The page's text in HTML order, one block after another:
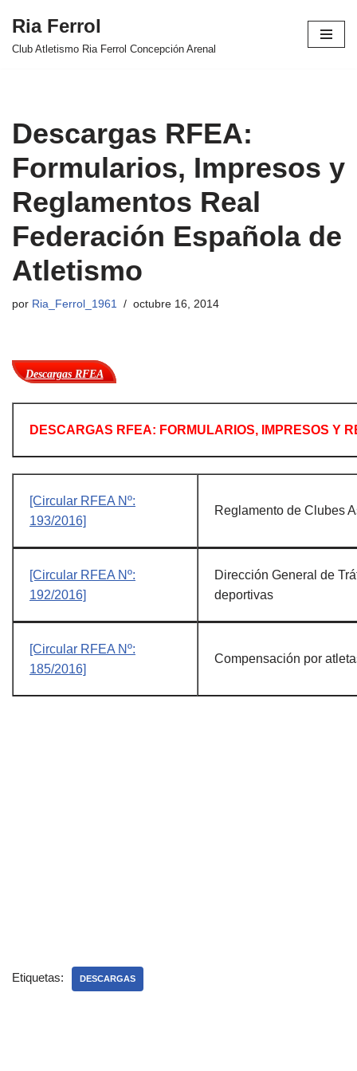
Saltar
Ria Ferrol
Club Atletismo Ria Ferrol Concepción Arenal
Descargas RFEA:
Formularios, Impresos y
Reglamentos Real
Federación Española de
Atletismo
por Ria_Ferrol_1961 octubre 16, 2014
Descargas RFEA
DESCARGAS RFEA: FORMULARIOS, IMPRESOS Y
[Circular RFEA Nº:
193/2016]
Reglamento de Clubes
[Circular RFEA Nº:
192/2016]
Dirección General de
deportivas
[Circular RFEA Nº:
185/2016]
Compensación por
Etiquetas: DESCARGAS